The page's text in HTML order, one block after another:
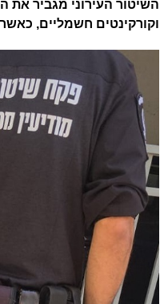
השיטור העירוני מגביר את
וקורקינטים חשמליים,